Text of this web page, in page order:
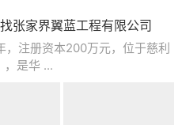
张家界翼蓝工程有限公司
注册资本200万元，位于慈利
，是华 ...